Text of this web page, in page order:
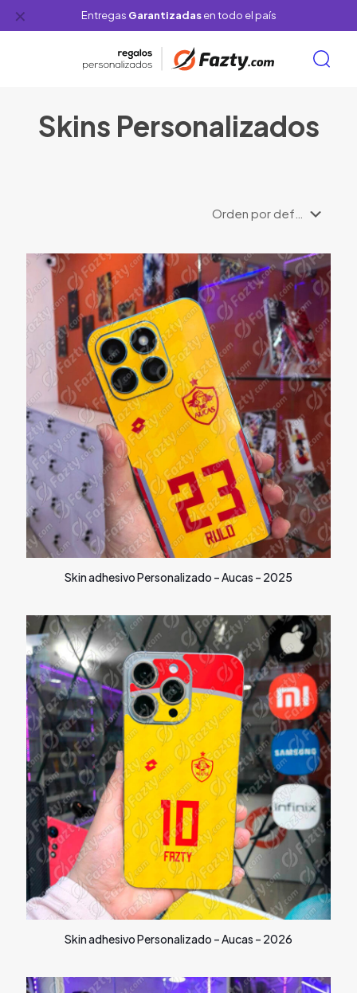
Entregas Garantizadasen todo el país
✕
Skins Personalizados
Skin adhesivo Personalizado – Aucas – 2025
Skin adhesivo Personalizado – Aucas – 2026